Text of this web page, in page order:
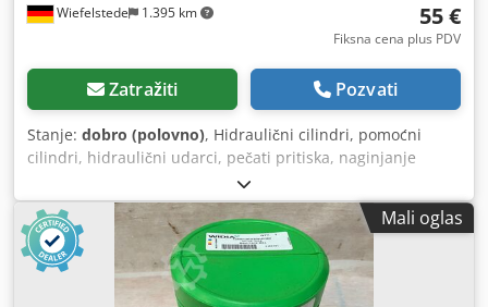
Wiefelstede 1.395 km 55 €
Fiksna cena plus PDV
Zatražiti Pozvati
Stanje: dobro (polovno), Hidraulični cilindri, pomoćni
cilindri, hidraulični udarci, pečati pritiska, naginjanje
cilindara, dizanje cilindara -Hidraulični cilindar: dvostruki
glumački potez 250 mm -Piston šipka: Ø 22 mm -Mounts: Ø
20 mm -Cilindar: spolja Ø 50 mm -Rod head: Elges GK
20DO -Dosadni razmak: povučen 425 mm -Količina: 29x
cilindrili dostupni -Cena: po komadu Dsdpfx Adjhwgd
Aoisck -Dimenzije: 480/50/H70 mm -Težina: 4 kg/pcs.
Mali oglas